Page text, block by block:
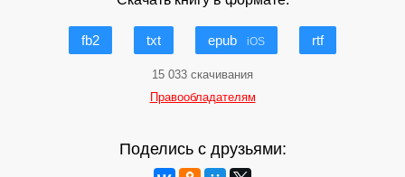
fb2 txt epub iOS rtf
15 033 скачивания
Правообладателям
Поделись с друзьями: